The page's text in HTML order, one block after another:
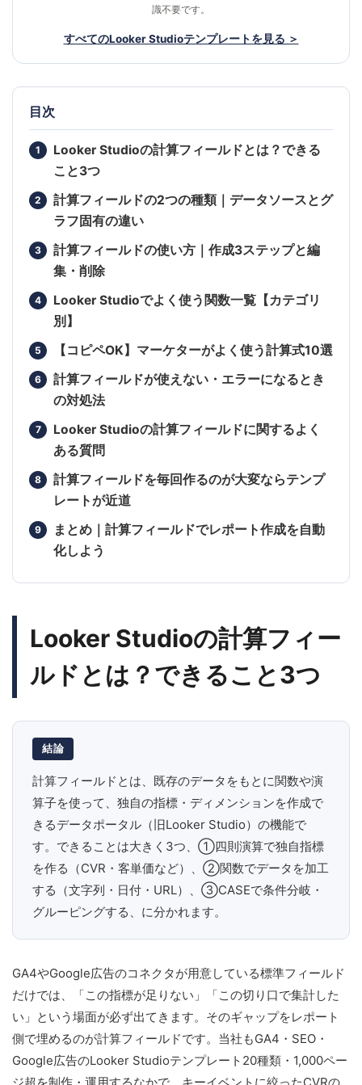
識不要です。
すべてのLooker Studioテンプレートを見る ＞
目次
Looker Studioの計算フィールドとは？できる
こと3つ
計算フィールドの2つの種類｜データソースとグ
ラフ固有の違い
計算フィールドの使い方｜作成3ステップと編
集・削除
Looker Studioでよく使う関数一覧【カテゴリ
別】
【コピペOK】マーケターがよく使う計算式10選
計算フィールドが使えない・エラーになるとき
の対処法
Looker Studioの計算フィールドに関するよく
ある質問
計算フィールドを毎回作るのが大変ならテンプ
レートが近道
まとめ｜計算フィールドでレポート作成を自動
化しよう
Looker Studioの計算フィー
ルドとは？できること3つ
結論
計算フィールドとは、既存のデータをもとに関数や演
算子を使って、独自の指標・ディメンションを作成で
きるデータポータル（旧Looker Studio）の機能で
す。できることは大きく3つ、①四則演算で独自指標
を作る（CVR・客単価など）、②関数でデータを加工
する（文字列・日付・URL）、③CASEで条件分岐・
グルーピングする、に分かれます。
GA4やGoogle広告のコネクタが用意している標準フィールド
だけでは、「この指標が足りない」「この切り口で集計した
い」という場面が必ず出てきます。そのギャップをレポート
側で埋めるのが計算フィールドです。当社もGA4・SEO・
Google広告のLooker Studioテンプレート20種類・1,000ペー